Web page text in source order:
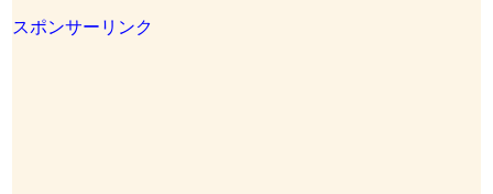
スポンサーリンク